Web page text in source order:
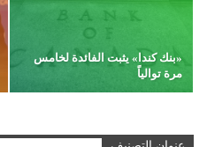
«بنك كندا» يثبت الفائدة لخامس
مرة توالياً